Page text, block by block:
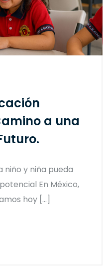
a una
niño y niña pueda
En México,
hoy […]